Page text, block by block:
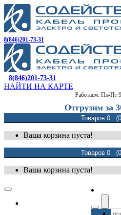
8(846)201-73-31
8(846)201-73-31
НАЙТИ НА КАРТЕ
Работаем: Пн-Пт
Отгрузим за
Товаров 0
Ваша корзина пуста!
Товаров 0
Ваша корзина пуста!